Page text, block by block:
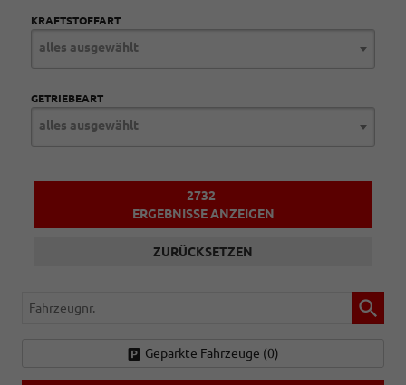
KRAFTSTOFFART
alles ausgewählt
GETRIEBEART
alles ausgewählt
2732
ERGEBNISSE ANZEIGEN
ZURÜCKSETZEN
Fahrzeugnr.
Geparkte Fahrzeuge (0)